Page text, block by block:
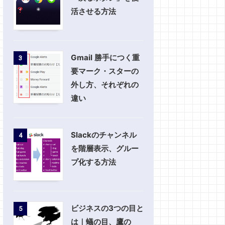
活させる方法
3
Gmail 勝手につく重
要マーク・スターの
外し方、それぞれの
違い
4
Slackのチャンネル
を階層表示、グルー
プ化する方法
5
ビジネスの3つの目と
は｜蟻の目、鷹の